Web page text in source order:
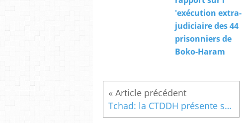
'exécution extra-
judiciaire des 44
prisonniers de
Boko-Haram
Tchad: la CTDDH présente son rapport sur l 'exécution extra-judiciaire des 44 prisonniers de Boko-Haram